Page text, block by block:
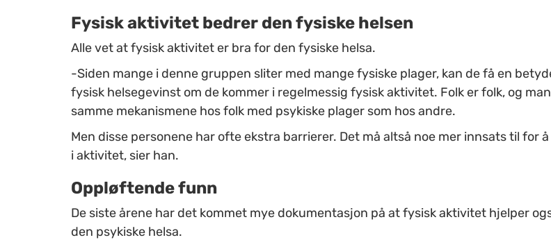
Fysisk aktivitet bedrer den fysiske helsen
Alle vet at fysisk aktivitet er bra for den fysiske helsa.
-Siden mange i denne gruppen sliter med mange fysiske plager, kan de få en
fysisk helsegevinst om de kommer i regelmessig fysisk aktivitet. Folk er folk, og
samme mekanismene hos folk med psykiske plager som hos andre.
Men disse personene har ofte ekstra barrierer. Det må altså noe mer innsats til for
i aktivitet, sier han.
Oppløftende funn
De siste årene har det kommet mye dokumentasjon på at fysisk aktivitet hjelper
den psykiske helsa.